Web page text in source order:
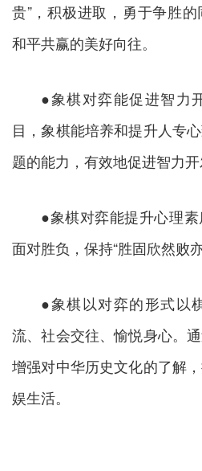
贵”，积极进取，勇于争胜
和平共赢的美好向往。
●象棋对弈能促进智力
目，象棋能培养和提升人专
题的能力，有效地促进智力开
●象棋对弈能提升心理
面对胜负，保持“胜固欣然败
●象棋以对弈的形式以
流、社会交往、愉悦身心。
增强对中华历史文化的了解
娱生活。